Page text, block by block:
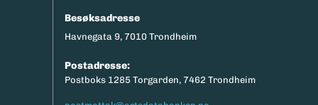
Besøksadresse
Havnegata 9, 7010 Trondheim
Postadresse:
Postboks 1285 Torgarden, 7462 Trondheim